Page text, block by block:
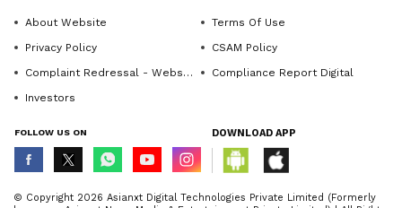
About Website
Terms Of Use
Privacy Policy
CSAM Policy
Complaint Redressal - Website
Compliance Report Digital
Investors
FOLLOW US ON DOWNLOAD APP
© Copyright 2026 Asianxt Digital Technologies Private Limited (Formerly